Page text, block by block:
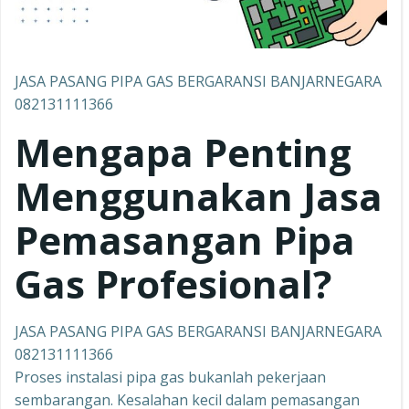
JASA PASANG PIPA GAS BERGARANSI BANJARNEGARA
082131111366
Mengapa Penting
Menggunakan Jasa
Pemasangan Pipa
Gas Profesional?
JASA PASANG PIPA GAS BERGARANSI BANJARNEGARA
082131111366
Proses instalasi pipa gas bukanlah pekerjaan
sembarangan. Kesalahan kecil dalam pemasangan